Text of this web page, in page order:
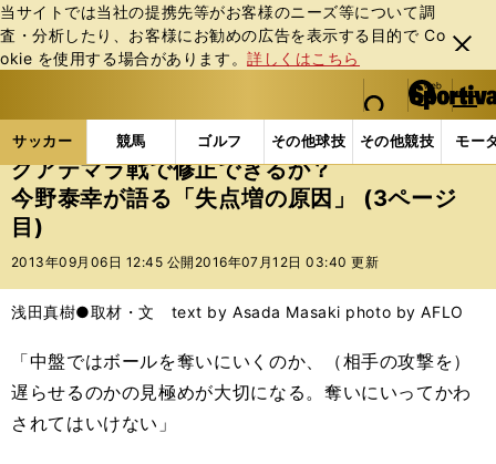
当サイトでは当社の提携先等がお客様のニーズ等について調
査・分析したり、お客様にお勧めの広告を表⽰する⽬的で Co
okie を使⽤する場合があります。詳しくはこちら
閉じ
る
web Sportiva (webスポルティーバ)
検索
マイペ
ー
ジ
メニュ
サッカー 競馬 ゴルフ その他球技 その他競技 モー
ス
ポ
ル
テ
ー
バ
サッカーの記事一覧 サッカー代表 日本代表 グ
グアテマラ戦で修正できるか？
今野泰幸が語る「失点増の原因」 (3ページ
目)
2013年09月06日 12:45 公開 2016年07月12日 03:40 更新
浅田真樹●取材・文 text by Asada Masaki photo by AFLO
「中盤ではボールを奪いにいくのか、（相手の攻撃を）
遅らせるのかの見極めが大切になる。奪いにいってかわ
されてはいけない」